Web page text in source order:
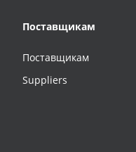
Поставщикам
Поставщикам
Suppliers